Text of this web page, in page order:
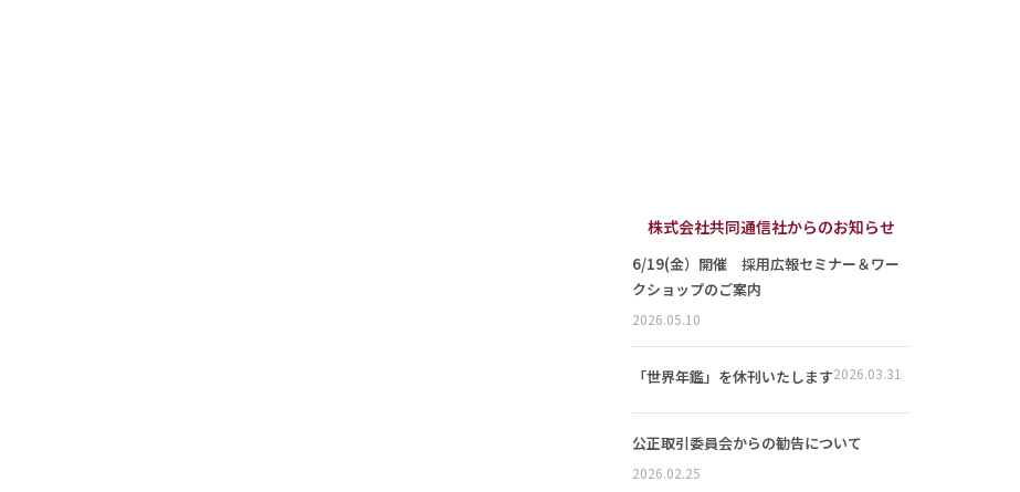
株式会社共同通信社からのお知らせ
6/19(金）開催 採用広報セミナー＆ワー
クショップのご案内
2026.05.10
「世界年鑑」を休刊いたします2026.03.31
公正取引委員会からの勧告について
2026.02.25